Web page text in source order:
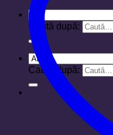
Caută după:
Caută după: